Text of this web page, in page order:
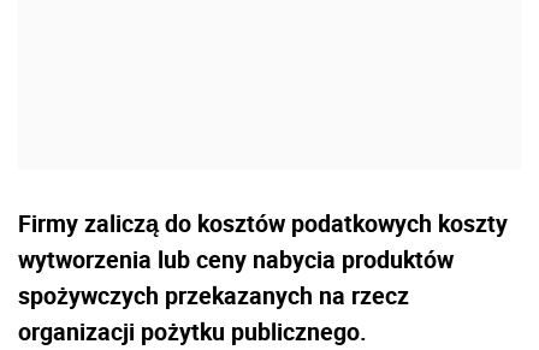
Firmy zaliczą do kosztów podatkowych koszty
wytworzenia lub ceny nabycia produktów
spożywczych przekazanych na rzecz
organizacji pożytku publicznego.